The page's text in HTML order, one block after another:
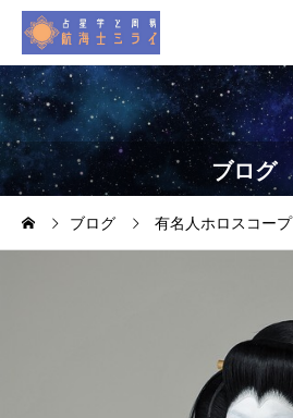
ブログ
ブログ 有名人ホロスコープ